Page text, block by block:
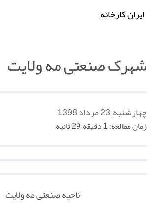
ایران کارخانه
شهرک صنعتی مه ولایت
چهارشنبه, 23 مرداد 1398
زمان مطالعه: 1 دقیقه, 29 ثانیه
ناحیه صنعتی مه ولایت